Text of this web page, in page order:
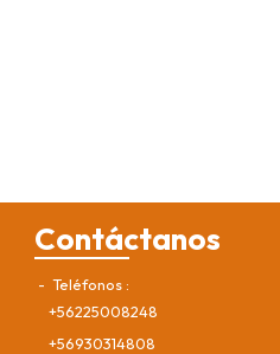
Contáctanos
Teléfonos
+56225008248
+56930314808